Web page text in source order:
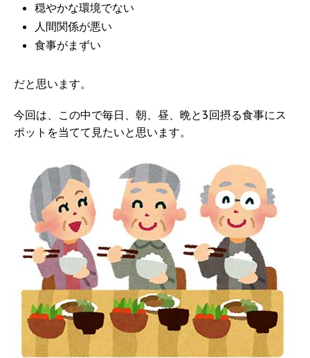
穏やかな環境でない
人間関係が悪い
食事がまずい
だと思います。
今回は、この中で毎日、朝、昼、晩と3回摂る食事にス
ポットを当てて見たいと思います。